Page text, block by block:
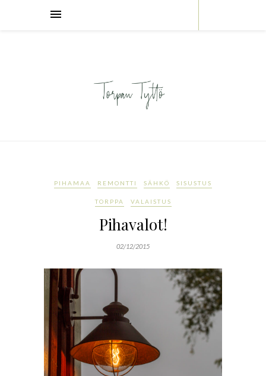
PIHAMAA REMONTTI SÄHKÖ SISUSTUS
TORPPA VALAISTUS
Pihavalot!
02/12/2015